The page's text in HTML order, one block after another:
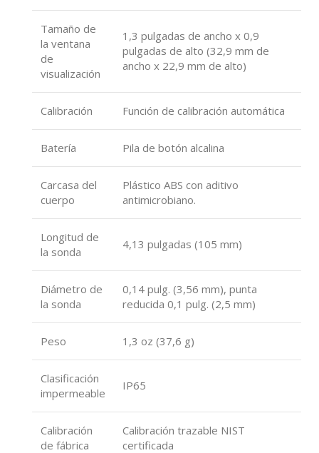
Tamaño de
la ventana
de
visualización
1,3 pulgadas de ancho x 0,9
pulgadas de alto (32,9 mm de
ancho x 22,9 mm de alto)
Calibración Función de calibración automática
Batería Pila de botón alcalina
Carcasa del
cuerpo
Plástico ABS con aditivo
antimicrobiano.
Longitud de
la sonda
4,13 pulgadas (105 mm)
Diámetro de
la sonda
0,14 pulg. (3,56 mm), punta
reducida 0,1 pulg. (2,5 mm)
Peso 1,3 oz (37,6 g)
Clasificación
impermeable
IP65
Calibración
de fábrica
Calibración trazable NIST
certificada